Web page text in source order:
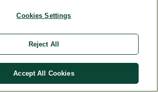
Cookies Settings
Reject All
Accept All Cookies